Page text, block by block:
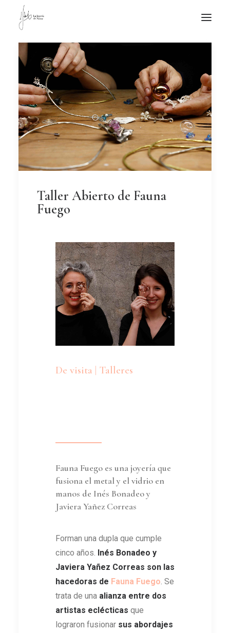
NOTICIAS DE JOYERÍA CONTEMPORÁNEA
NOVEDADES
DE VISITA
APUNTES
QUIÉN SOY
Taller Abierto de Fauna
Fuego
De visita | Talleres
Fauna Fuego es una joyería que
fusiona el metal y el vidrio en
manos de Inés Bonadeo y
Javiera Yañez Correas
Forman una dupla que cumple
cinco años. Inés Bonadeo y
Javiera Yañez Correas son las
hacedoras de Fauna Fuego . Se
trata de una alianza entre dos
artistas eclécticas que
lograron fusionar sus abordajes